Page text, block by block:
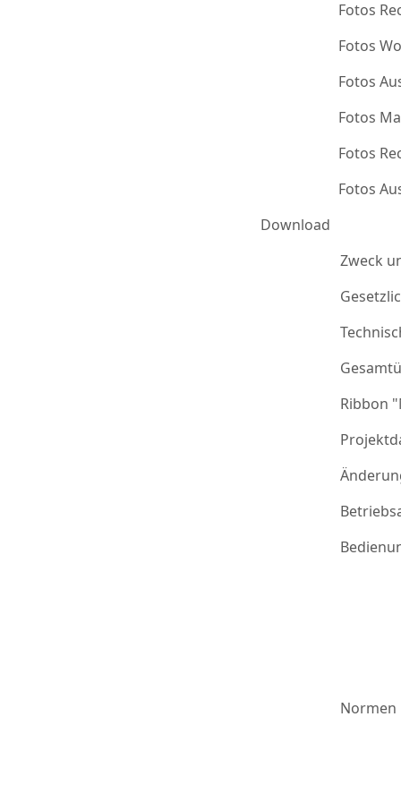
Fotos
Fotos
Fotos
Fotos
Fotos
Fotos
Download
Zweck
Ribbon
Normen